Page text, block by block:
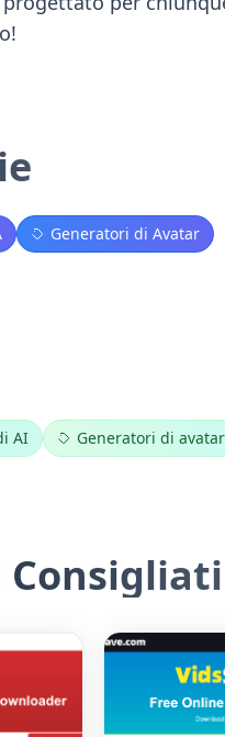
Generatori di Avatar
AI Generatori di avatar